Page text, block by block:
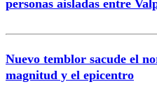
personas aisladas entre
Nuevo temblor sacude el
magnitud y el epicentro